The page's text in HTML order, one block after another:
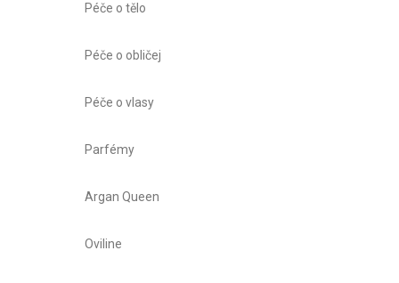
Péče o tělo
Péče o obličej
Péče o vlasy
Parfémy
Argan Queen
Oviline